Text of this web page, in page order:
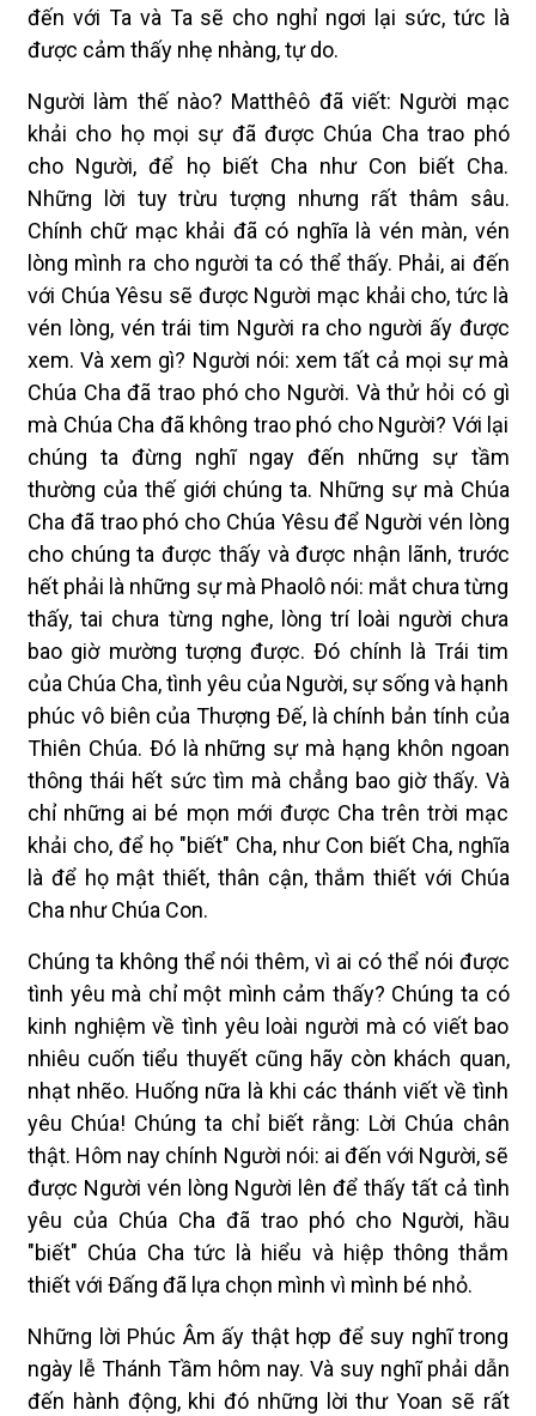
đến với Ta và Ta sẽ cho nghỉ ngơi lại sức, tức là
được cảm thấy nhẹ nhàng, tự do.
Người làm thế nào? Matthêô đã viết: Người mạc
khải cho họ mọi sự đã được Chúa Cha trao phó
cho Người, để họ biết Cha như Con biết Cha.
Những lời tuy trừu tượng nhưng rất thâm sâu.
Chính chữ mạc khải đã có nghĩa là vén màn, vén
lòng mình ra cho người ta có thể thấy. Phải, ai đến
với Chúa Yêsu sẽ được Người mạc khải cho, tức là
vén lòng, vén trái tim Người ra cho người ấy được
xem. Và xem gì? Người nói: xem tất cả mọi sự mà
Chúa Cha đã trao phó cho Người. Và thử hỏi có gì
mà Chúa Cha đã không trao phó cho Người? Với lại
chúng ta đừng nghĩ ngay đến những sự tầm
thường của thế giới chúng ta. Những sự mà Chúa
Cha đã trao phó cho Chúa Yêsu để Người vén lòng
cho chúng ta được thấy và được nhận lãnh, trước
hết phải là những sự mà Phaolô nói: mắt chưa từng
thấy, tai chưa từng nghe, lòng trí loài người chưa
bao giờ mường tượng được. Ðó chính là Trái tim
của Chúa Cha, tình yêu của Người, sự sống và hạnh
phúc vô biên của Thượng Ðế, là chính bản tính của
Thiên Chúa. Ðó là những sự mà hạng khôn ngoan
thông thái hết sức tìm mà chẳng bao giờ thấy. Và
chỉ những ai bé mọn mới được Cha trên trời mạc
khải cho, để họ "biết" Cha, như Con biết Cha, nghĩa
là để họ mật thiết, thân cận, thắm thiết với Chúa
Cha như Chúa Con.
Chúng ta không thể nói thêm, vì ai có thể nói được
tình yêu mà chỉ một mình cảm thấy? Chúng ta có
kinh nghiệm về tình yêu loài người mà có viết bao
nhiêu cuốn tiểu thuyết cũng hãy còn khách quan,
nhạt nhẽo. Huống nữa là khi các thánh viết về tình
yêu Chúa! Chúng ta chỉ biết rằng: Lời Chúa chân
thật. Hôm nay chính Người nói: ai đến với Người, sẽ
được Người vén lòng Người lên để thấy tất cả tình
yêu của Chúa Cha đã trao phó cho Người, hầu
"biết" Chúa Cha tức là hiểu và hiệp thông thắm
thiết với Ðấng đã lựa chọn mình vì mình bé nhỏ.
Những lời Phúc Âm ấy thật hợp để suy nghĩ trong
ngày lễ Thánh Tầm hôm nay. Và suy nghĩ phải dẫn
đến hành động, khi đó những lời thư Yoan sẽ rất